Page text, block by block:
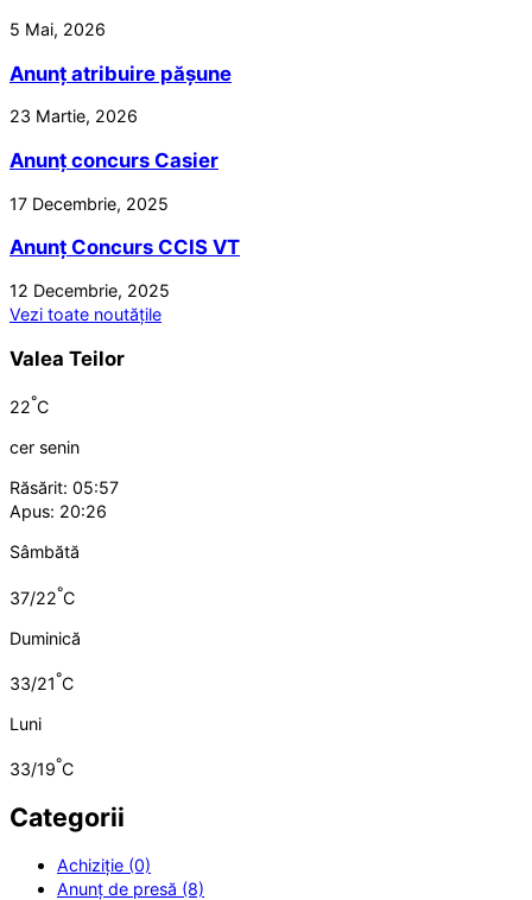
5 Mai, 2026
Anunț atribuire pășune
23 Martie, 2026
Anunț concurs Casier
17 Decembrie, 2025
Anunț Concurs CCIS VT
12 Decembrie, 2025
Vezi toate noutățile
Valea Teilor
22°C
cer senin
Răsărit: 05:57
Apus: 20:26
Sâmbătă
37/22°C
Duminică
33/21°C
Luni
33/19°C
Categorii
Achiziție (0)
Anunț de presă (8)